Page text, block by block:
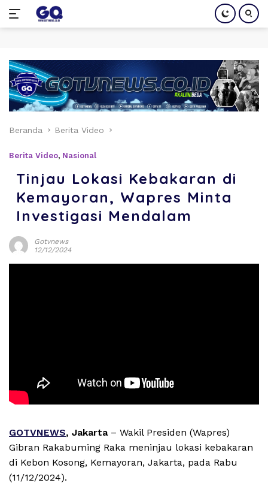
konten
Beranda Berita Video
Berita Video, Nasional
Tinjau Lokasi Kebakaran di
Kemayoran, Wapres Minta
Investigasi Mendalam
Gotvnews
12/12/2024
GOTVNEWS, Jakarta– Wakil Presiden (Wapres)
Gibran Rakabuming Raka meninjau lokasi kebakaran
di Kebon Kosong, Kemayoran, Jakarta, pada Rabu
(11/12/2024).